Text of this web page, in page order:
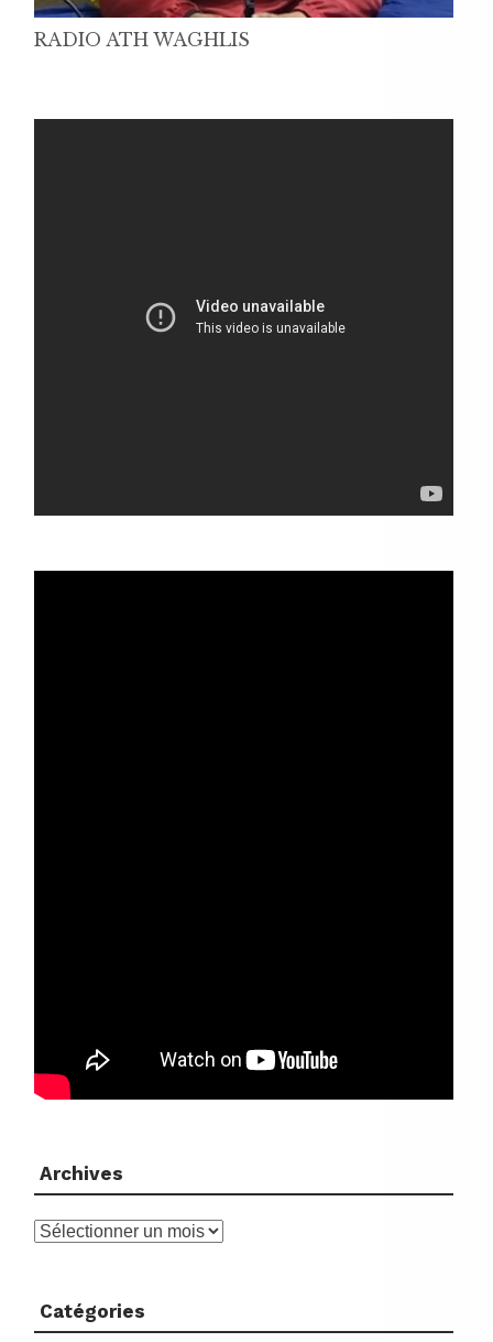
RADIO ATH WAGHLIS
Archives
Archives
Catégories